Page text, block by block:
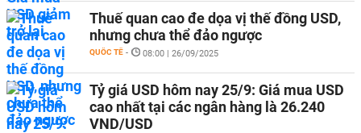
Thuế quan cao đe dọa vị thế đồng USD,
nhưng chưa thể đảo ngược
QUỐC TẾ - 08:00 | 26/09/2025
Tỷ giá USD hôm nay 25/9: Giá mua USD
cao nhất tại các ngân hàng là 26.240
VND/USD